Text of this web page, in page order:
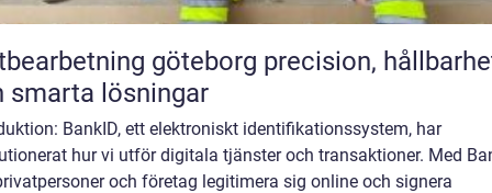
göteborg precision, hållbarhet
smarta lösningar
BankID, ett elektroniskt identifikationssystem, har
hur vi utför digitala tjänster och transaktioner. Med
och företag legitimera sig online och signera